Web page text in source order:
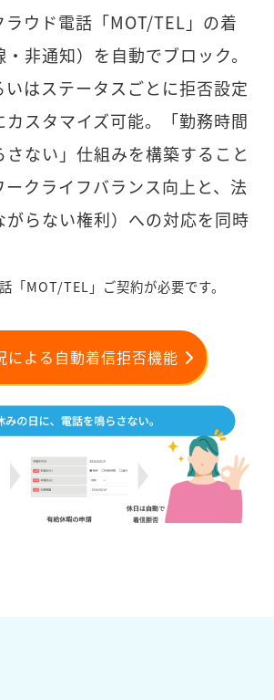
ラウド電話「MOT/TEL」の着
非通知）を自動でブロック。
はステータスごとに拒否設定
カスタマイズ可能。「勤務時間
ない」仕組みを構築すること
クライフバランス向上と、法
がらない権利）への対応を同時
「MOT/TEL」ご契約が必要です。
による自動着信拒否機能